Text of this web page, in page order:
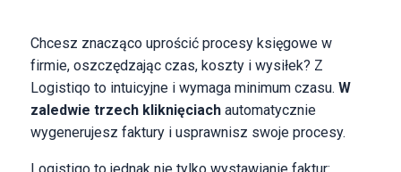
Chcesz znacząco uprościć procesy księgowe w
firmie, oszczędzając czas, koszty i wysiłek? Z
Logistiqo to intuicyjne i wymaga minimum czasu.W
zaledwie trzech kliknięciach automatycznie
wygenerujesz faktury i usprawnisz swoje procesy.